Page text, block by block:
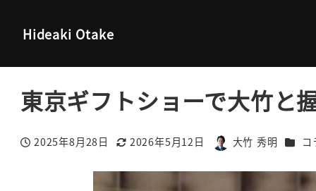
Hideaki Otake
東京ギフトショーで大竹と
投稿日
2025年8月28日
更新日
2026年5月12日
著
大竹 秀明 カテコ